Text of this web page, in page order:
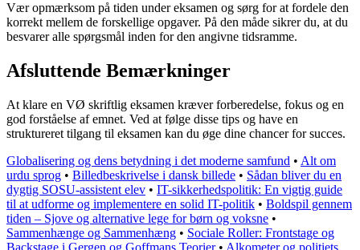
Vær opmærksom på tiden under eksamen og sørg for at fordele den
korrekt mellem de forskellige opgaver. På den måde sikrer du, at du
besvarer alle spørgsmål inden for den angivne tidsramme.
Afsluttende Bemærkninger
At klare en VØ skriftlig eksamen kræver forberedelse, fokus og en
god forståelse af emnet. Ved at følge disse tips og have en
struktureret tilgang til eksamen kan du øge dine chancer for succes.
Globalisering og dens betydning i det moderne samfund • Alt om
urdu sprog • Billedbeskrivelse i dansk billede • Sådan bliver du en
dygtig SOSU-assistent elev • IT-sikkerhedspolitik: En vigtig guide
til at udforme og implementere en solid IT-politik • Boldspil gennem
tiden – Sjove og alternative lege for børn og voksne •
Sammenhænge og Sammenhæng • Sociale Roller: Frontstage og
Backstage i Gergen og Goffmans Teorier• Alkometer og politiets